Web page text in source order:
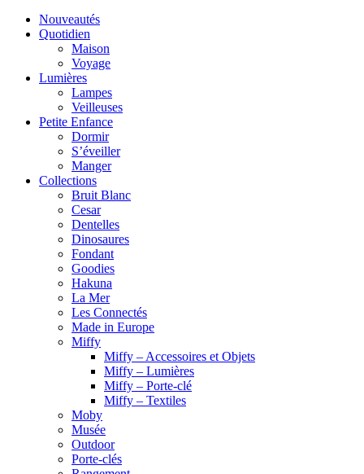
Nouveautés
Quotidien
Maison
Voyage
Lumières
Lampes
Veilleuses
Petite Enfance
Dormir
S’éveiller
Manger
Collections
Bruit Blanc
Cesar
Dentelles
Dinosaures
Fondant
Goodies
Hakuna
La Mer
Les Connectés
Made in Europe
Miffy
Miffy – Accessoires et Objets
Miffy – Lumières
Miffy – Porte-clé
Miffy – Textiles
Moby
Musée
Outdoor
Porte-clés